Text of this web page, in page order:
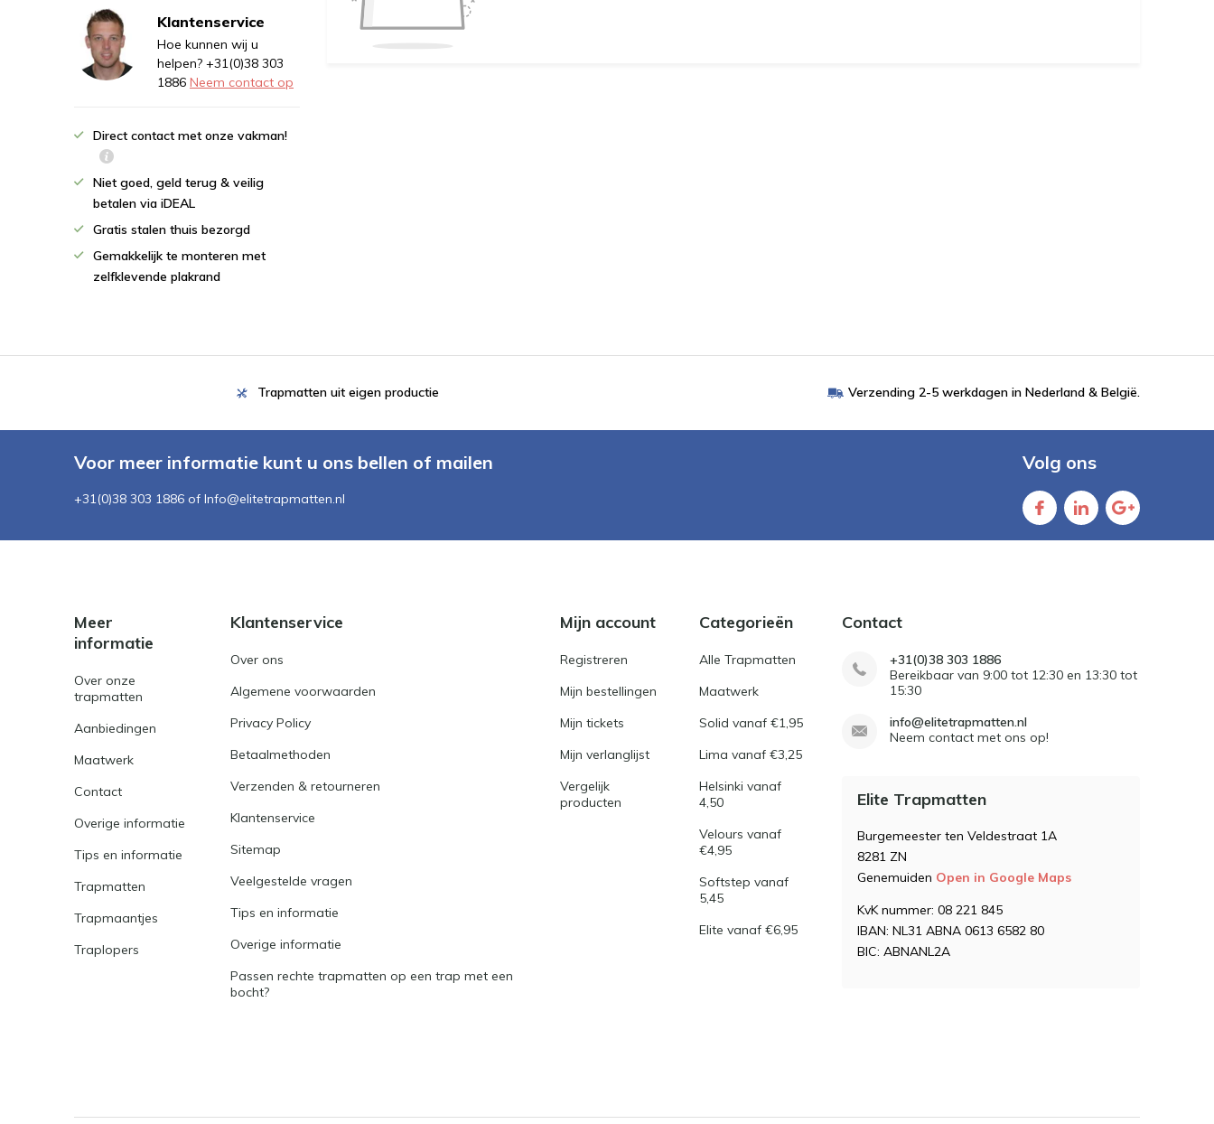
Klantenservice
Hoe kunnen wij u
helpen? +31(0)38 303
1886 Neem contact op
Direct contact met onze vakman!
Niet goed, geld terug & veilig
betalen via iDEAL
Gratis stalen thuis bezorgd
Gemakkelijk te monteren met
zelfklevende plakrand
Trapmatten uit eigen productie Verzending 2-5 werkdagen in Nederland & België.
Voor meer informatie kunt u ons bellen of mailen
+31(0)38 303 1886 of Info@elitetrapmatten.nl
Volg ons
Meer
informatie
Over onze
trapmatten
Aanbiedingen
Maatwerk
Contact
Overige informatie
Tips en informatie
Trapmatten
Trapmaantjes
Traplopers
Klantenservice
Over ons
Algemene voorwaarden
Privacy Policy
Betaalmethoden
Verzenden & retourneren
Klantenservice
Sitemap
Veelgestelde vragen
Tips en informatie
Overige informatie
Passen rechte trapmatten op een trap met een
bocht?
Mijn account
Registreren
Mijn bestellingen
Mijn tickets
Mijn verlanglijst
Vergelijk
producten
Categorieën
Alle Trapmatten
Maatwerk
Solid vanaf €1,95
Lima vanaf €3,25
Helsinki vanaf
4,50
Velours vanaf
€4,95
Softstep vanaf
5,45
Elite vanaf €6,95
Contact
+31(0)38 303 1886
Bereikbaar van 9:00 tot 12:30 en 13:30 tot
15:30
info@elitetrapmatten.nl
Neem contact met ons op!
Elite Trapmatten
Burgemeester ten Veldestraat 1A
8281 ZN
Genemuiden Open in Google Maps
KvK nummer: 08 221 845
IBAN: NL31 ABNA 0613 6582 80
BIC: ABNANL2A